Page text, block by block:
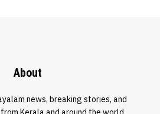
About
news, breaking stories, and